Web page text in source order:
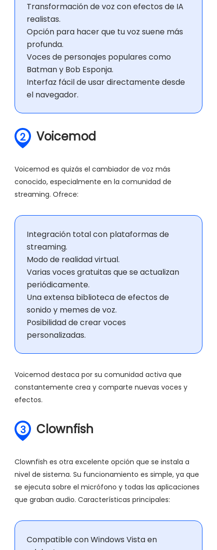
Transformación de voz con efectos de IA
realistas.
Opción para hacer que tu voz suene más
profunda.
Voces de personajes populares como
Batman y Bob Esponja.
Interfaz fácil de usar directamente desde
el navegador.
2 Voicemod
Voicemod es quizás el cambiador de voz más
conocido, especialmente en la comunidad de
streaming. Ofrece:
Integración total con plataformas de
streaming.
Modo de realidad virtual.
Varias voces gratuitas que se actualizan
periódicamente.
Una extensa biblioteca de efectos de
sonido y memes de voz.
Posibilidad de crear voces
personalizadas.
Voicemod destaca por su comunidad activa que
constantemente crea y comparte nuevas voces y
efectos.
3 Clownfish
Clownfish es otra excelente opción que se instala a
nivel de sistema. Su funcionamiento es simple, ya que
se ejecuta sobre el micrófono y todas las aplicaciones
que graban audio. Características principales:
Compatible con Windows Vista en